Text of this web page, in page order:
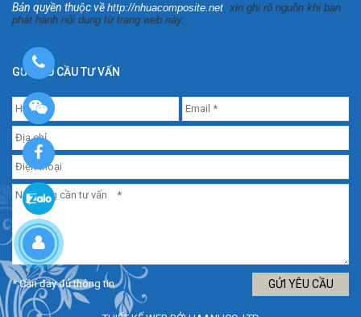
Bản quyền thuộc về http://nhuacomposite.net xin ghi rõ nguồn khi bạn
phát hành nội dung từ trang web này.
GỬI YÊU CẦU TƯ VẤN
* Cần đầy đủ thông tin